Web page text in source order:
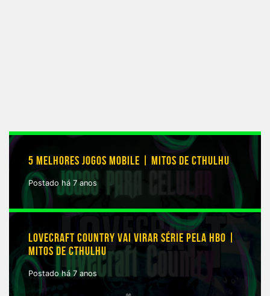
5 MELHORES JOGOS MOBILE | MITOS DE CTHULHU
Postado há 7 anos
LOVECRAFT COUNTRY VAI VIRAR SÉRIE PELA HBO |
MITOS DE CTHULHU
Postado há 7 anos